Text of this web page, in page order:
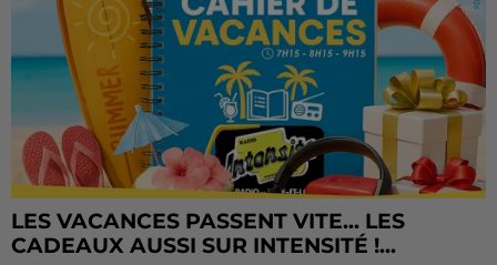
LES VACANCES PASSENT VITE... LES
CADEAUX AUSSI SUR INTENSITÉ !...